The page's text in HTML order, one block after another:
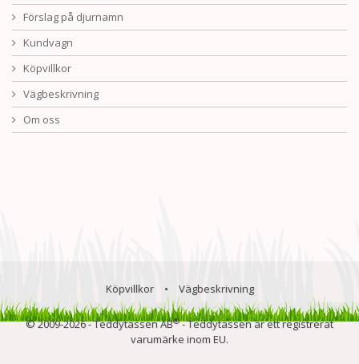
Förslag på djurnamn
Kundvagn
Köpvillkor
Vägbeskrivning
Om oss
Köpvillkor • Vägbeskrivning
© 2009-2026 - Teddytassen AB®- Teddytassen är ett registrerat
varumärke inom EU.